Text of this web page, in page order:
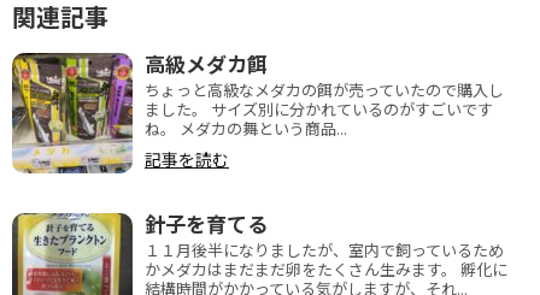
関連記事
高級メダカ餌
ちょっと高級なメダカの餌が売っていたので購入し
ました。 サイズ別に分かれているのがすごいです
ね。 メダカの舞という商品...
記事を読む
針子を育てる
１１月後半になりましたが、室内で飼っているため
かメダカはまだまだ卵をたくさん生みます。 孵化に
結構時間がかかっている気がしますが、それ...